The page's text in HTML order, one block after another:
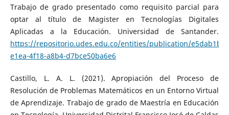
Trabajo de grado presentado como requisito parcial para
optar al título de Magister en Tecnologías Digitales
Aplicadas a la Educación. Universidad de Santander.
https://repositorio.udes.edu.co/entities/publication/e5dab1b4-
e1ea-4f18-a8b4-d7bce50ba6e6
Castillo, L. A. L. (2021). Apropiación del Proceso de
Resolución de Problemas Matemáticos en un Entorno Virtual
de Aprendizaje. Trabajo de grado de Maestría en Educación